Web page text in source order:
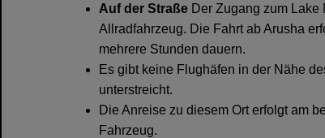
Auf der Straße Der Zugang zum
Allradfahrzeug. Die Fahrt ab Arusha
mehrere Stunden dauern.
Es gibt keine Flughäfen in der Nähe
unterstreicht.
Die Anreise zu diesem Ort erfolgt am
Fahrzeug.